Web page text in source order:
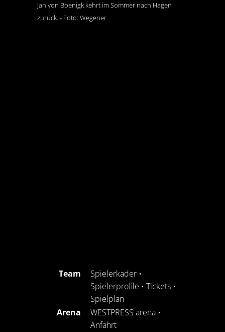
Jan von Boenigk kehrt im Sommer nach Hagen
zurück. - Foto: Wegener
Team Spielerkader •
Spielerprofile • Tickets •
Spielplan
Arena
WESTPRESS arena •
Anfahrt